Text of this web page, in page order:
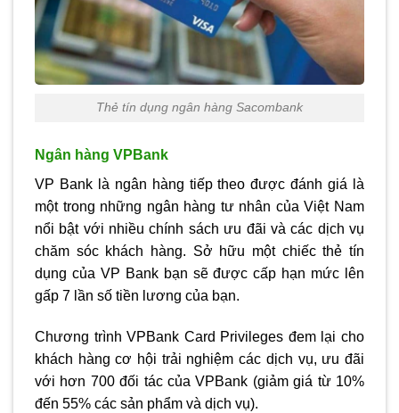
Thẻ tín dụng ngân hàng Sacombank
Ngân hàng VPBank
VP Bank là ngân hàng tiếp theo được đánh giá là
một trong những ngân hàng tư nhân của Việt Nam
nổi bật với nhiều chính sách ưu đãi và các dịch vụ
chăm sóc khách hàng. Sở hữu một chiếc thẻ tín
dụng của VP Bank bạn sẽ được cấp hạn mức lên
gấp 7 lần số tiền lương của bạn.
Chương trình VPBank Card Privileges đem lại cho
khách hàng cơ hội trải nghiệm các dịch vụ, ưu đãi
với hơn 700 đối tác của VPBank (giảm giá từ 10%
đến 55% các sản phẩm và dịch vụ).